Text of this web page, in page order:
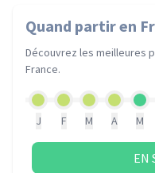
Quand partiren
Découvrez les meilleures
France.
J F M A M
EN